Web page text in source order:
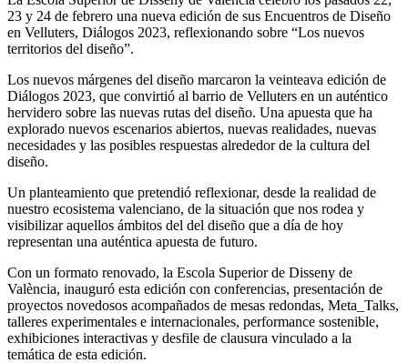
23 y 24 de febrero una nueva edición de sus Encuentros de Diseño
en Velluters, Diálogos 2023, reflexionando sobre “Los nuevos
territorios del diseño”.
Los nuevos márgenes del diseño marcaron la veinteava edición de
Diálogos 2023, que convirtió al barrio de Velluters en un auténtico
hervidero sobre las nuevas rutas del diseño. Una apuesta que ha
explorado nuevos escenarios abiertos, nuevas realidades, nuevas
necesidades y las posibles respuestas alrededor de la cultura del
diseño.
Un planteamiento que pretendió reflexionar, desde la realidad de
nuestro ecosistema valenciano, de la situación que nos rodea y
visibilizar aquellos ámbitos del del diseño que a día de hoy
representan una auténtica apuesta de futuro.
Con un formato renovado, la Escola Superior de Disseny de
València, inauguró esta edición con conferencias, presentación de
proyectos novedosos acompañados de mesas redondas, Meta_Talks,
talleres experimentales e internacionales, performance sostenible,
exhibiciones interactivas y desfile de clausura vinculado a la
temática de esta edición.